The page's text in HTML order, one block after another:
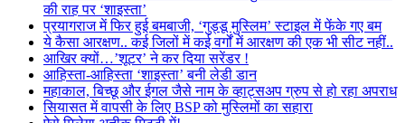
की राह पर ‘शाइस्ता’
प्रयागराज में फिर हुई बमबाजी, ‘गुड्डू मुस्लिम’ स्टाइल में फेंके गए बम
ये कैसा आरक्षण.. कई जिलों में कई वर्गों में आरक्षण की एक भी सीट नहीं..
आखिर क्यों…’शूटर’ ने कर दिया सरेंडर !
आहिस्ता-आहिस्ता ‘शाइस्ता’ बनी लेडी डान
महाकाल, बिच्छू और ईगल जैसे नाम के व्हाट्सअप ग्रुप से हो रहा अपराध
सियासत में वापसी के लिए BSP को मुस्लिमों का सहारा